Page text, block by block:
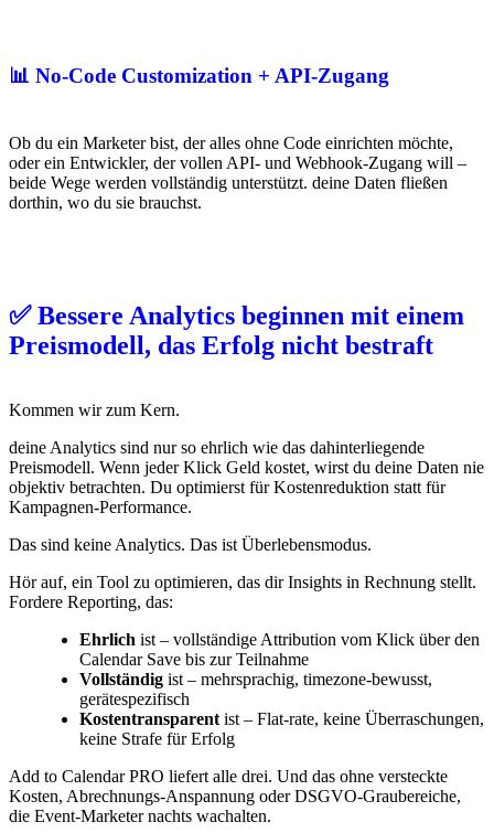
📊 No-Code Customization + API-Zugang
Ob du ein Marketer bist, der alles ohne Code einrichten möchte,
oder ein Entwickler, der vollen API- und Webhook-Zugang will –
beide Wege werden vollständig unterstützt. deine Daten fließen
dorthin, wo du sie brauchst.
✅ Bessere Analytics beginnen mit einem
Preismodell, das Erfolg nicht bestraft
Kommen wir zum Kern.
deine Analytics sind nur so ehrlich wie das dahinterliegende
Preismodell. Wenn jeder Klick Geld kostet, wirst du deine Daten nie
objektiv betrachten. Du optimierst für Kostenreduktion statt für
Kampagnen-Performance.
Das sind keine Analytics. Das ist Überlebensmodus.
Hör auf, ein Tool zu optimieren, das dir Insights in Rechnung stellt.
Fordere Reporting, das:
Ehrlich ist – vollständige Attribution vom Klick über den
Calendar Save bis zur Teilnahme
Vollständig ist – mehrsprachig, timezone-bewusst,
gerätespezifisch
Kostentransparent ist – Flat-rate, keine Überraschungen,
keine Strafe für Erfolg
Add to Calendar PRO liefert alle drei. Und das ohne versteckte
Kosten, Abrechnungs-Anspannung oder DSGVO-Graubereiche,
die Event-Marketer nachts wachalten.